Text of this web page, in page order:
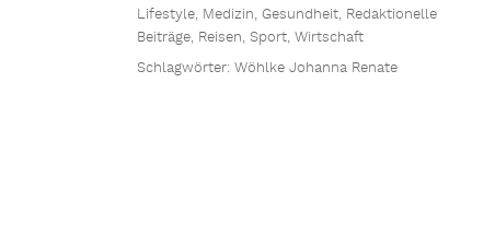
Lifestyle, Medizin, Gesundheit, Redaktionelle
Beiträge, Reisen, Sport, Wirtschaft
Schlagwörter: Wöhlke Johanna Renate